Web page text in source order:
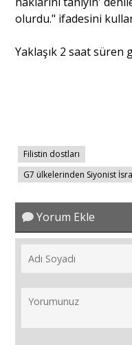
olurdu." ifadesini
Yaklaşık 2 saat süren
Filistin dostları
G7 ülkelerinden Siyonist
Yorum Ekle